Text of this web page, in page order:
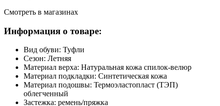
Смотреть в магазинах
Информация о товаре:
Вид обуви: Туфли
Сезон: Летняя
Материал верха: Натуральная кожа спилок-велюр
Материал подкладки: Синтетическая кожа
Материал подошвы: Термоэластопласт (ТЭП)
облегченный
Застежка: ремень/пряжка